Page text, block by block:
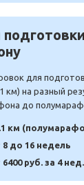
для
км) на разный
до
км
8 до 16 недель
6400 руб. за 4 нед.